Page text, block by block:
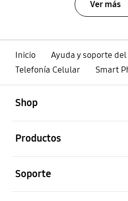
Ver más
Inicio
Ayuda y soporte
Telefonía Celular
Smart
Shop
Productos
Soporte